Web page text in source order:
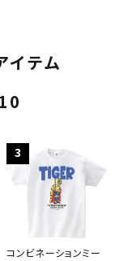
イテム
3
コンビネーションミー